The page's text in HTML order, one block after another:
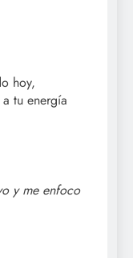
hoy,
tu energía
y me enfoco